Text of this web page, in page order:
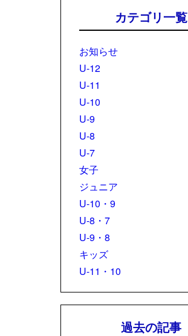
カテゴリ一覧
お知らせ
U-12
U-11
U-10
U-9
U-8
U-7
女子
ジュニア
U-10・9
U-8・7
U-9・8
キッズ
U-11・10
過去の記事